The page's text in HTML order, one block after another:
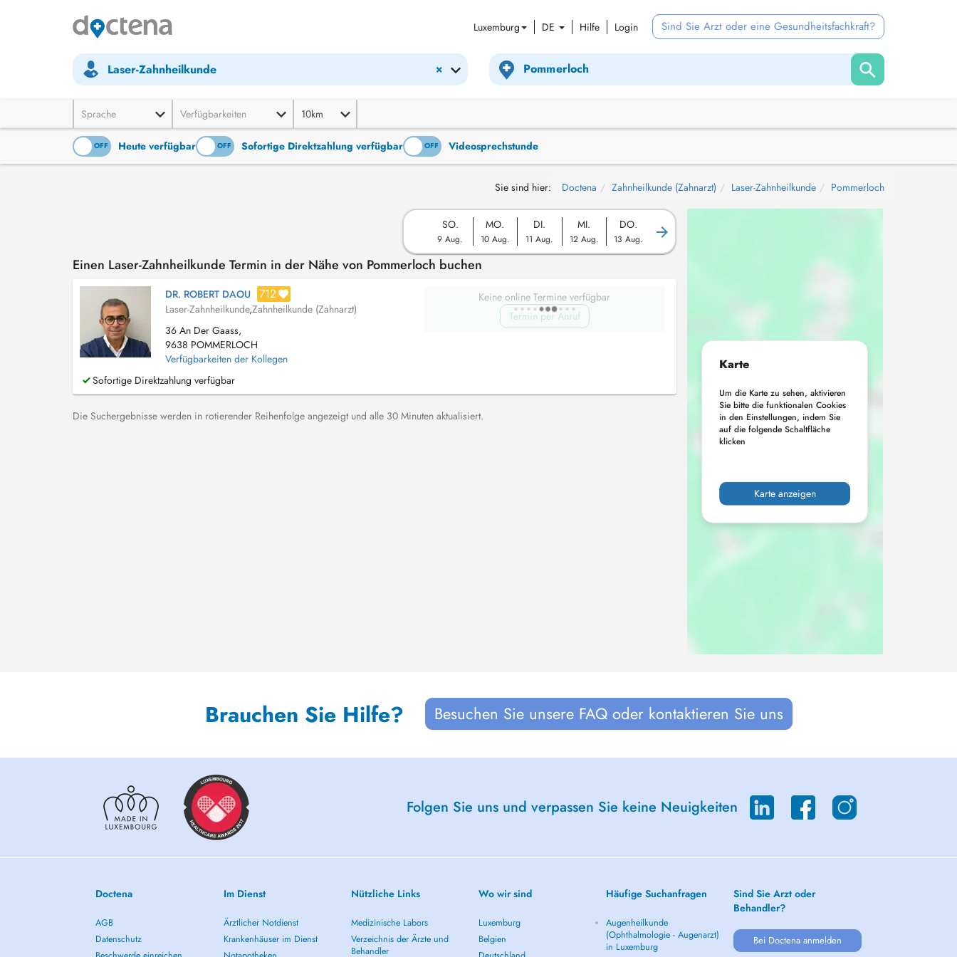
Luxemburg DE Hilfe Login Sind Sie Arzt oder eine Gesundheitsfachkraft?
×
Laser-Zahnheilkunde
Sprache Verfügbarkeiten 10km
OFF Heute verfügbar
ON OFF Sofortige Direktzahlung verfügbar
ON OFF Videosprechstunde
Sie sind hier: Doctena Zahnheilkunde (Zahnarzt) Laser-Zahnheilkunde Pommerloch
SO.
9 Aug.
MO.
10 Aug.
DI.
11 Aug.
MI.
12 Aug.
DO.
13 Aug.
Einen Laser-Zahnheilkunde Termin in der Nähe von Pommerloch buchen
DR. ROBERT DAOU 712
Laser-Zahnheilkunde,Zahnheilkunde (Zahnarzt)
36 An Der Gaass,
9638 POMMERLOCH
Verfügbarkeiten der Kollegen
Keine online Termine verfügbar
Termin per Anruf
Sofortige Direktzahlung verfügbar
Die Suchergebnisse werden in rotierender Reihenfolge angezeigt und alle 30 Minuten aktualisiert.
Karte
Um die Karte zu sehen, aktivieren
Sie bitte die funktionalen Cookies
in den Einstellungen, indem Sie
auf die folgende Schaltfläche
klicken
Karte anzeigen
Brauchen Sie Hilfe? Besuchen Sie unsere FAQ oder kontaktieren Sie uns
Folgen Sie uns und verpassen Sie keine Neuigkeiten
Doctena
AGB
Datenschutz
Im Dienst
Ärztlicher Notdienst
Krankenhäuser im Dienst
Nützliche Links
Medizinische Labors
Verzeichnis der Ärzte und
Behandler
Wo wir sind
Luxemburg
Belgien
Häufige Suchanfragen
Augenheilkunde
(Ophthalmologie - Augenarzt)
in Luxemburg
Sind Sie Arzt oder
Behandler?
Bei Doctena anmelden